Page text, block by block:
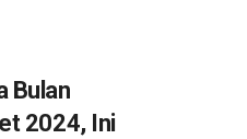
Bulan
2024, Ini